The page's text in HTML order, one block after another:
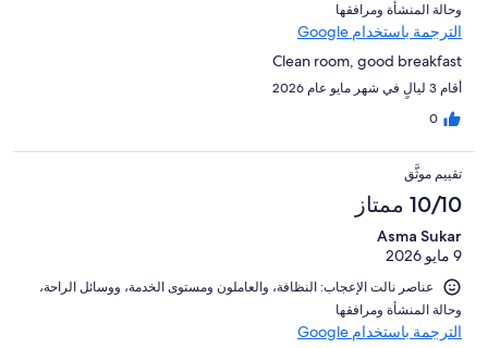
و⁦حالة المنشأة ومرافقها⁩
الترجمة باستخدام Google
Clean room, good breakfast
أقام 3 ليالٍ في شهر مايو عام 2026
0
تقييم موثَّق
10/10 ممتاز
Asma Sukar
9 مايو 2026
عناصر نالت الإعجاب: ⁦النظافة⁩، و⁦العاملون ومستوى الخدمة⁩، و⁦وسائل الراحة⁩،
و⁦حالة المنشأة ومرافقها⁩
الترجمة باستخدام Google